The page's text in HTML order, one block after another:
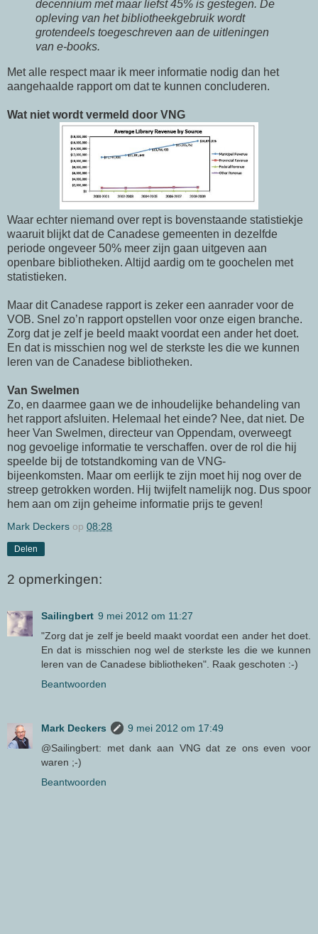
decennium met maar liefst 45% is gestegen. De
opleving van het bibliotheekgebruik wordt
grotendeels toegeschreven aan de uitleningen
van e-books.
Met alle respect maar ik meer informatie nodig dan het
aangehaalde rapport om dat te kunnen concluderen.
Wat niet wordt vermeld door VNG
Waar echter niemand over rept is bovenstaande statistiekje
waaruit blijkt dat de Canadese gemeenten in dezelfde
periode ongeveer 50% meer zijn gaan uitgeven aan
openbare bibliotheken. Altijd aardig om te goochelen met
statistieken.
Maar dit Canadese rapport is zeker een aanrader voor de
VOB. Snel zo’n rapport opstellen voor onze eigen branche.
Zorg dat je zelf je beeld maakt voordat een ander het doet.
En dat is misschien nog wel de sterkste les die we kunnen
leren van de Canadese bibliotheken.
Van Swelmen
Zo, en daarmee gaan we de inhoudelijke behandeling van
het rapport afsluiten. Helemaal het einde? Nee, dat niet. De
heer Van Swelmen, directeur van Oppendam, overweegt
nog gevoelige informatie te verschaffen. over de rol die hij
speelde bij de totstandkoming van de VNG-
bijeenkomsten. Maar om eerlijk te zijn moet hij nog over de
streep getrokken worden. Hij twijfelt namelijk nog. Dus spoor
hem aan om zijn geheime informatie prijs te geven!
Mark Deckers op 08:28
Delen
2 opmerkingen:
Sailingbert 9 mei 2012 om 11:27
"Zorg dat je zelf je beeld maakt voordat een ander het doet.
En dat is misschien nog wel de sterkste les die we kunnen
leren van de Canadese bibliotheken". Raak geschoten :-)
Beantwoorden
Mark Deckers
9 mei 2012 om 17:49
@Sailingbert: met dank aan VNG dat ze ons even voor
waren ;-)
Beantwoorden